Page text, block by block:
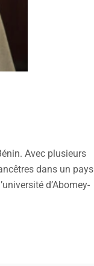
Avec plusieurs
dans un pays
d’Abomey-